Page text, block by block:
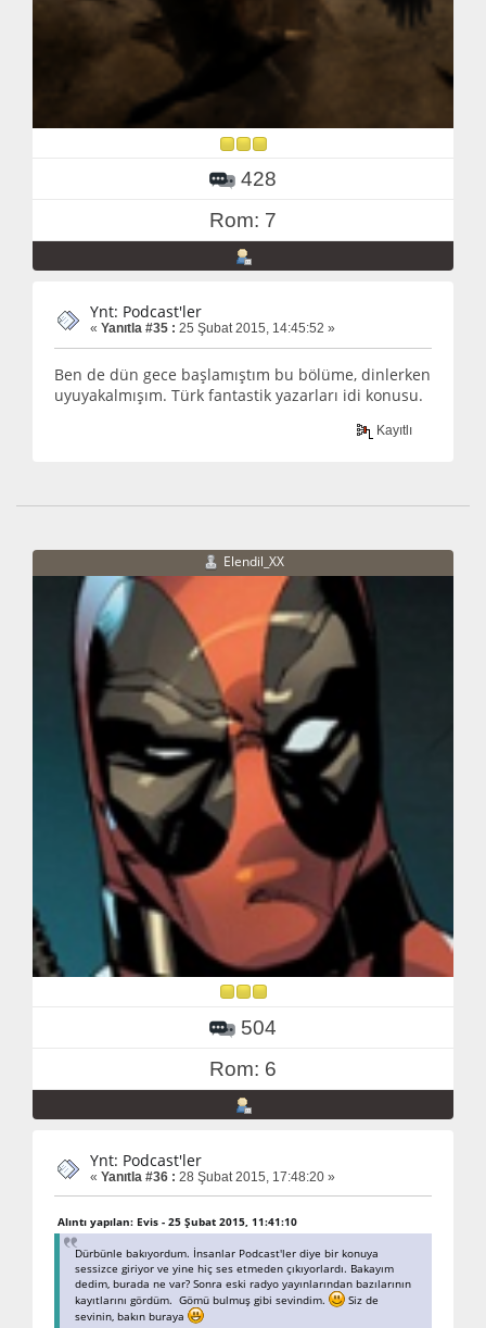
428
Rom: 7
Ynt: Podcast'ler
« Yanıtla #35 : 25 Şubat 2015, 14:45:52 »
Ben de dün gece başlamıştım bu bölüme, dinlerken
uyuyakalmışım. Türk fantastik yazarları idi konusu.
Kayıtlı
Elendil_XX
504
Rom: 6
Ynt: Podcast'ler
« Yanıtla #36 : 28 Şubat 2015, 17:48:20 »
Alıntı yapılan: Evis - 25 Şubat 2015, 11:41:10
Dürbünle bakıyordum. İnsanlar Podcast'ler diye bir konuya
sessizce giriyor ve yine hiç ses etmeden çıkıyorlardı. Bakayım
dedim, burada ne var? Sonra eski radyo yayınlarından bazılarının
kayıtlarını gördüm. Gömü bulmuş gibi sevindim.
Siz de
sevinin, bakın buraya